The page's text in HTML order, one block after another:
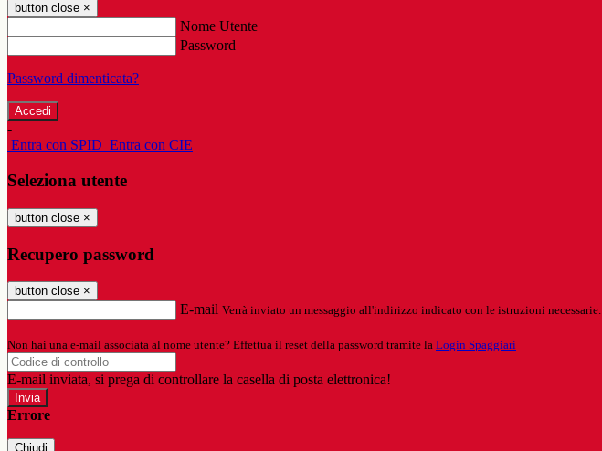
button close ×
Nome Utente
Password
Password dimenticata?
-
Entra con SPID Entra con CIE
Seleziona utente
button close ×
Recupero password
button close ×
E-mail Verrà inviato un messaggio all'indirizzo indicato con le istruzioni necessarie.
Non hai una e-mail associata al nome utente? Effettua il reset della password tramite la Login Spaggiari
E-mail inviata, si prega di controllare la casella di posta elettronica!
Errore
Chiudi